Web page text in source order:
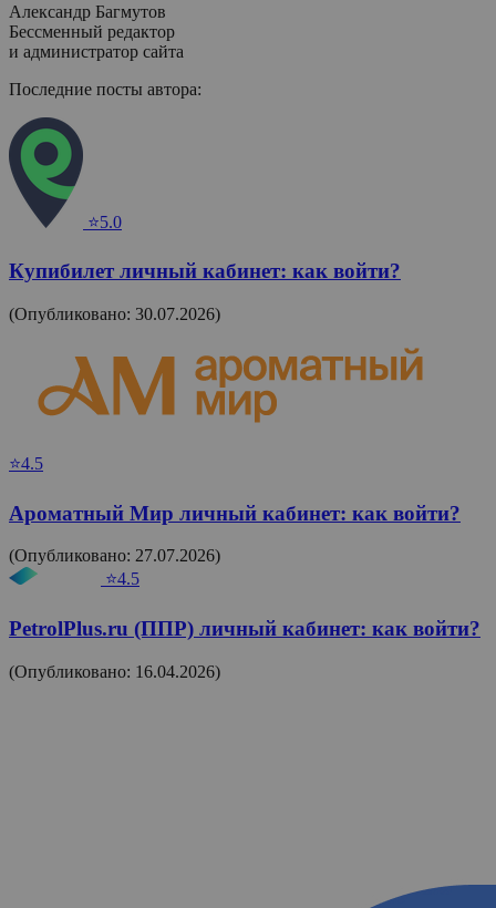
Александр Багмутов
Бессменный редактор
и администратор сайта
Последние посты автора:
⭐5.0
Купибилет личный кабинет: как войти?
(Опубликовано: 30.07.2026)
⭐4.5
Ароматный Мир личный кабинет: как войти?
(Опубликовано: 27.07.2026)
⭐4.5
PetrolPlus.ru (ППР) личный кабинет: как войти?
(Опубликовано: 16.04.2026)